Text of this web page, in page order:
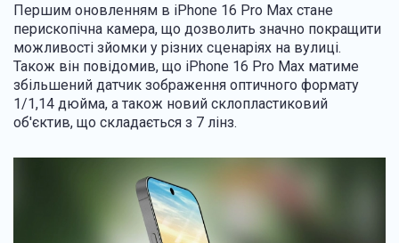
Першим оновленням в iPhone 16 Pro Max стане ​​
перископічна камера, що дозволить значно покращити
можливості зйомки у різних сценаріях на вулиці.
Також він повідомив, що iPhone 16 Pro Max матиме
збільшений датчик зображення оптичного формату
1/1,14 дюйма, а також новий склопластиковий
об'єктив, що складається з 7 лінз.